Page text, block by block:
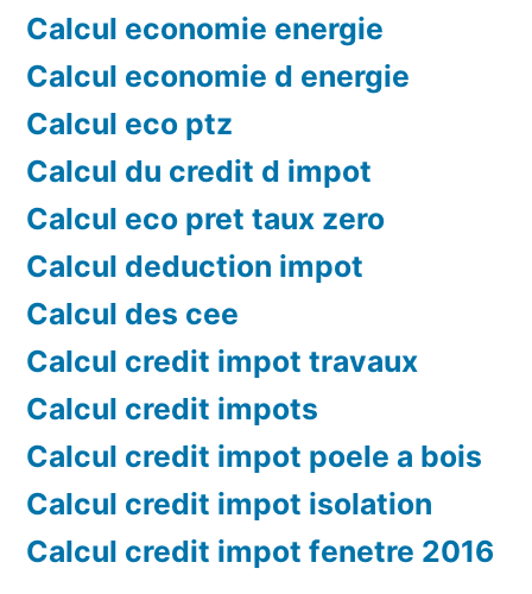
Calcul economie energie
Calcul economie d energie
Calcul eco ptz
Calcul du credit d impot
Calcul eco pret taux zero
Calcul deduction impot
Calcul des cee
Calcul credit impot travaux
Calcul credit impots
Calcul credit impot poele a bois
Calcul credit impot isolation
Calcul credit impot fenetre 2016